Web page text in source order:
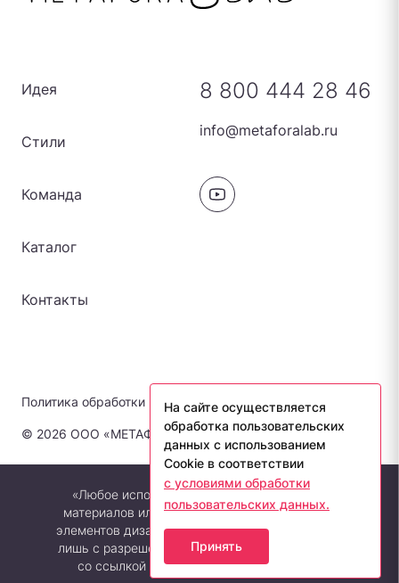
Политика обработки персональных данных
© 2026 ООО «МЕТАФОРА-ЛАБ». Все права защищены.
Идея
Стили
Команда
Каталог
Контакты
8 800 444 28 46
info@metaforalab.ru
«Любое использование либо копирование
материалов или подборки материалов сайта,
элементов дизайна и оформления допускается
лишь с разрешения правообладателя и только
со ссылкой на источник: metaforalab.ru»
На сайте осуществляется
обработка пользовательских
данных с использованием
Cookie в соответствии
с условиями обработки
пользовательских данных.
Принять